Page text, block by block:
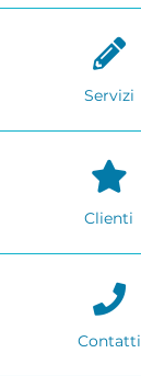
Servizi
Clienti
Contatti